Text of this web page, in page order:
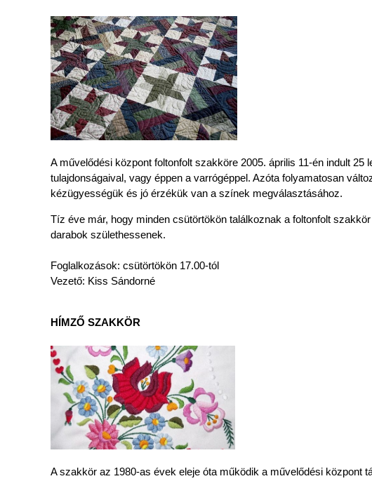
A művelődési központ foltonfolt szakköre 2005. április 11-én indult
tulajdonságaival, vagy éppen a varrógéppel. Azóta folyamatosan
kézügyességük és jó érzékük van a színek megválasztásához.
Tíz éve már, hogy minden csütörtökön találkoznak a foltonfolt
darabok születhessenek.
Foglalkozások: csütörtökön 17.00-tól
Vezető: Kiss Sándorné
HÍMZŐ SZAKKÖR
A szakkör az 1980-as évek eleje óta működik a művelődési központ